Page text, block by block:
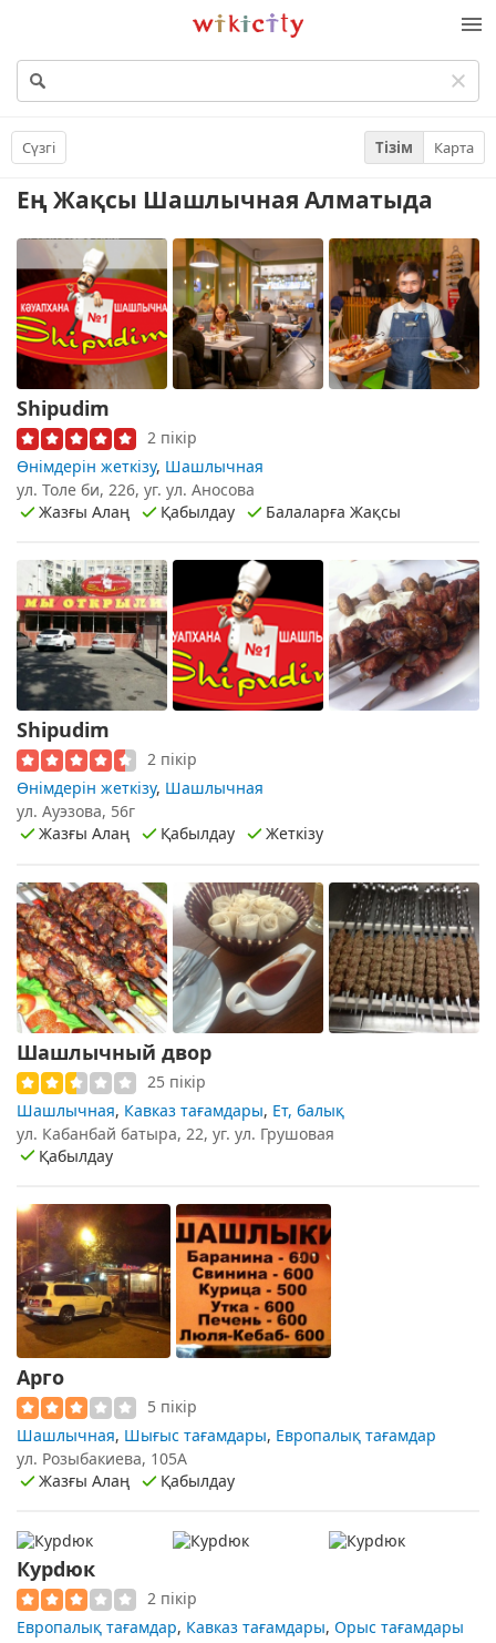
Викисити
Сүзгі Тізім Карта
Ең Жақсы Шашлычная Алматыда
Shipudim
2 пікір
Өнімдерін жеткізу, Шашлычная
ул. Толе би, 226, уг. ул. Аносова
Жазғы Алаң
Қабылдау Балаларға Жақсы
Shipudim
2 пікір
Өнімдерін жеткізу, Шашлычная
ул. Ауэзова, 56г
Жазғы Алаң
Қабылдау Жеткізу
Шашлычный двор
25 пікір
Шашлычная, Кавказ тағамдары, Ет, балық
ул. Кабанбай батыра, 22, уг. ул. Грушовая
Қабылдау
Арго
5 пікір
Шашлычная, Шығыс тағамдары, Европалық тағамдар
ул. Розыбакиева, 105А
Жазғы Алаң
Қабылдау
Курdюк
2 пікір
Европалық тағамдар, Кавказ тағамдары, Орыс тағамдары